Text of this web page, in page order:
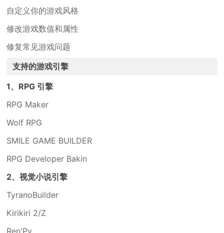
自定义你的游戏风格
修改游戏数值和属性
修复常见游戏问题
支持的游戏引擎
1、RPG 引擎
RPG Maker
Wolf RPG
SMILE GAME BUILDER
RPG Developer Bakin
2、视觉小说引擎
TyranoBuilder
Kirikiri 2/Z
Ren'Py